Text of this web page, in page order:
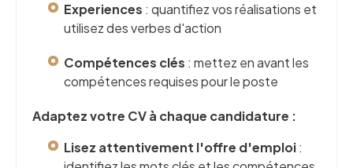
Experiences : quantifiez vos réalisations et
utilisez des verbes d'action
Compétences clés : mettez en avant les
compétences requises pour le poste
Adaptez votre CV à chaque candidature :
Lisez attentivement l'offre d'emploi: